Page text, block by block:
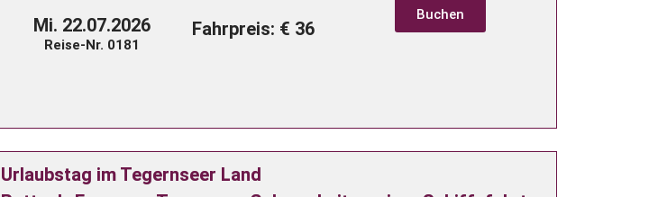
Mi. 22.07.2026
Reise-Nr. 0181
Fahrpreis: € 36
Buchen
Urlaubstag im Tegernseer Land